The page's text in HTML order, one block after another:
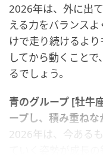
2026年は、外に出
える力をバランス
けで走り続けるよ
してから動くこと
るでしょう。
青のグループ [牡牛
ープし、積み重ねな
2026年は、今ある